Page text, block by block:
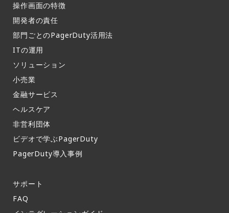
操作画面の特徴​
開発者の責任
部門ごとのPagerDuty活用法​
ITの運用​
ソリューション
小売業
金融サービス
ヘルスケア
非営利団体
ビデオで学ぶPagerDuty
PagerDuty導入事例​
サポート​
FAQ​